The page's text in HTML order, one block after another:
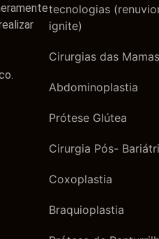
tecnologias
ignite)
Cirurgias das Mamas
Abdominoplastia
Prótese Glútea
Cirurgia Pós-
Coxoplastia
Braquioplastia